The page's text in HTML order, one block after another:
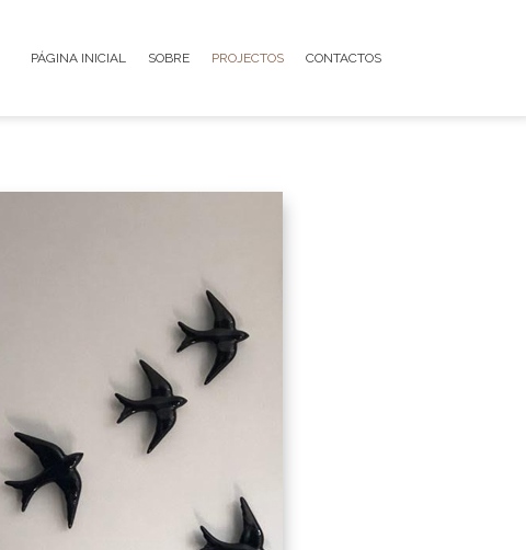
PÁGINA INICIAL SOBRE PROJECTOS CONTACTOS